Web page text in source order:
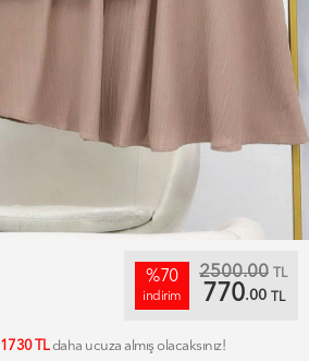
%70
indirim
2500.00 TL
770.00 TL
1730 TLdaha ucuza almış olacaksınız!